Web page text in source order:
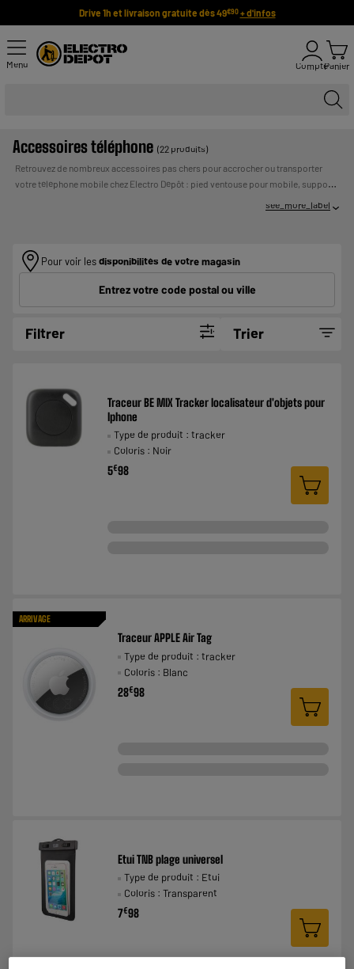
Drive 1h et livraison gratuite dès 49€90 + d'infos
Menu ComptePanier
Accessoires téléphone (22 produits)
Retrouvez de nombreux accessoires pas chers pour accrocher ou transporter
votre téléphone mobile chez Electro Dépôt : pied ventouse pour mobile, support
universel et magnétique pour grille d'aération de votre voiture, perche à selfie,
REMBOURSE. VERIFIEZ VOS CAPACITES DE
REMBOURSEMENT AVANT DE VOUS ENGAGER.
see_more_label
Pour voir lesdisponibilités de votre magasin
Entrez votre code postal ou ville
Filtrer Trier
Traceur BE MIX Tracker localisateur d'objets pour
Iphone
Type de produit : tracker
Coloris : Noir
5€98
ARRIVAGE
Traceur APPLE Air Tag
Type de produit : tracker
Coloris : Blanc
28€98
Etui TNB plage universel
Type de produit : Etui
Coloris : Transparent
7€98